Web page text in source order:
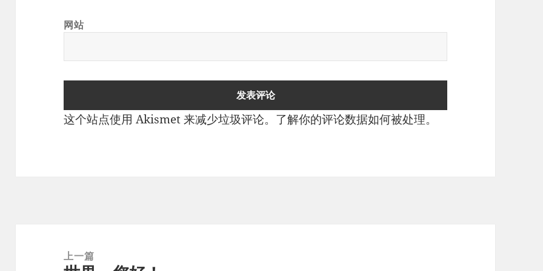
网站
这个站点使用 Akismet 来减少垃圾评论。 了解你的评论数据如何被处理。
上一篇